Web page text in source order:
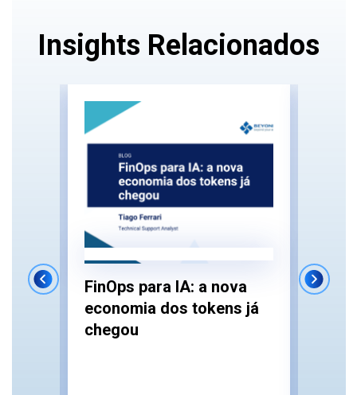
Insights Relacionados
FinOps para IA: a nova
economia dos tokens já
chegou